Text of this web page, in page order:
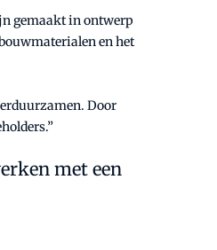
gemaakt in ontwerp
en het
Door
met een